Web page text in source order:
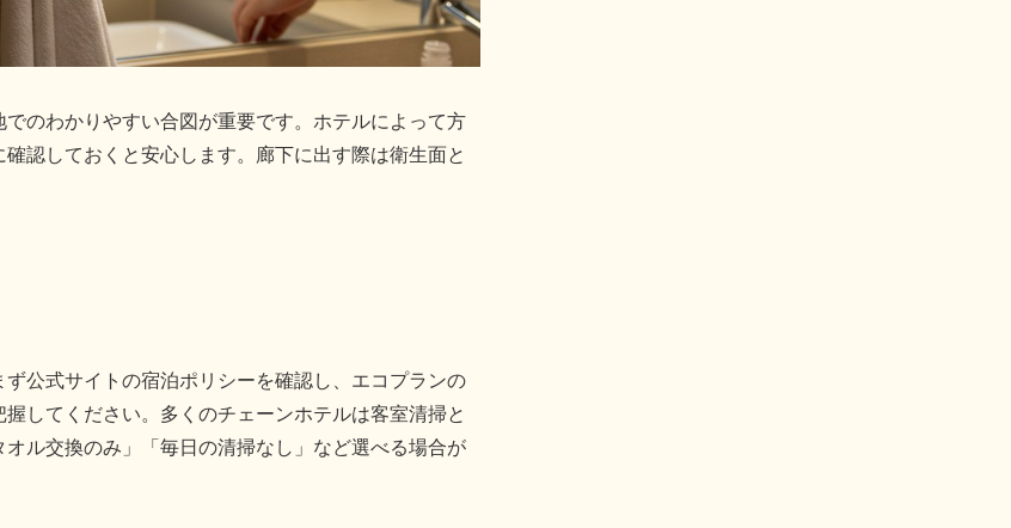
のわかりやすい合図が重要です。ホテルによって方
認しておくと安心します。廊下に出す際は衛生面と
公式サイトの宿泊ポリシーを確認し、エコプランの
してください。多くのチェーンホテルは客室清掃と
ル交換のみ」「毎日の清掃なし」など選べる場合が